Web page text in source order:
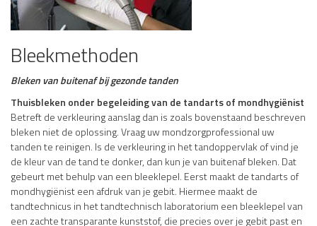
Bleekmethoden
Bleken van buitenaf bij gezonde tanden
Thuisbleken onder begeleiding van de tandarts of mondhygiënist
Betreft de verkleuring aanslag dan is zoals bovenstaand beschreven
bleken niet de oplossing. Vraag uw mondzorgprofessional uw
tanden te reinigen. Is de verkleuring in het tandoppervlak of vind je
de kleur van de tand te donker, dan kun je van buitenaf bleken. Dat
gebeurt met behulp van een bleeklepel. Eerst maakt de tandarts of
mondhygiënist een afdruk van je gebit. Hiermee maakt de
tandtechnicus in het tandtechnisch laboratorium een bleeklepel van
een zachte transparante kunststof, die precies over je gebit past en